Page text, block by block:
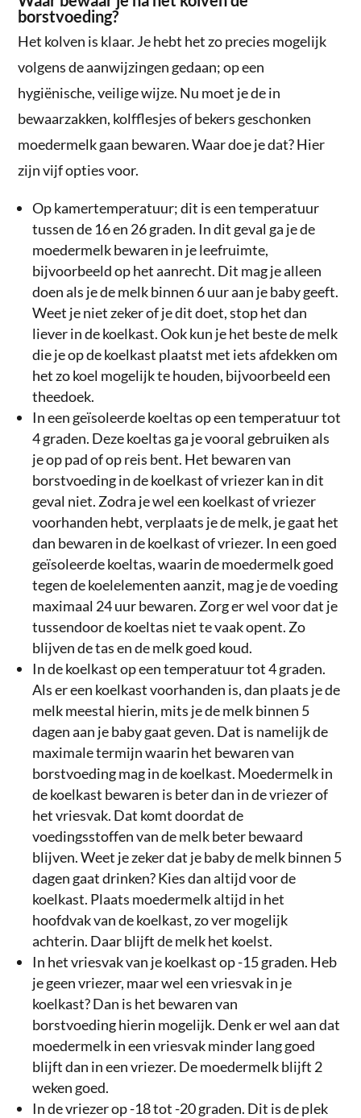
borstvoeding?
Het kolven is klaar. Je hebt het zo precies mogelijk
volgens de aanwijzingen gedaan; op een
hygiënische, veilige wijze. Nu moet je de in
bewaarzakken, kolfflesjes of bekers geschonken
moedermelk gaan bewaren. Waar doe je dat? Hier
zijn vijf opties voor.
Op kamertemperatuur; dit is een temperatuur
tussen de 16 en 26 graden. In dit geval ga je de
moedermelk bewaren in je leefruimte,
bijvoorbeeld op het aanrecht. Dit mag je alleen
doen als je de melk binnen 6 uur aan je baby geeft.
Weet je niet zeker of je dit doet, stop het dan
liever in de koelkast. Ook kun je het beste de melk
die je op de koelkast plaatst met iets afdekken om
het zo koel mogelijk te houden, bijvoorbeeld een
theedoek.
In een geïsoleerde koeltas op een temperatuur tot
4 graden. Deze koeltas ga je vooral gebruiken als
je op pad of op reis bent. Het bewaren van
borstvoeding in de koelkast of vriezer kan in dit
geval niet. Zodra je wel een koelkast of vriezer
voorhanden hebt, verplaats je de melk, je gaat het
dan bewaren in de koelkast of vriezer. In een goed
geïsoleerde koeltas, waarin de moedermelk goed
tegen de koelelementen aanzit, mag je de voeding
maximaal 24 uur bewaren. Zorg er wel voor dat je
tussendoor de koeltas niet te vaak opent. Zo
blijven de tas en de melk goed koud.
In de koelkast op een temperatuur tot 4 graden.
Als er een koelkast voorhanden is, dan plaats je de
melk meestal hierin, mits je de melk binnen 5
dagen aan je baby gaat geven. Dat is namelijk de
maximale termijn waarin het bewaren van
borstvoeding mag in de koelkast. Moedermelk in
de koelkast bewaren is beter dan in de vriezer of
het vriesvak. Dat komt doordat de
voedingsstoffen van de melk beter bewaard
blijven. Weet je zeker dat je baby de melk binnen 5
dagen gaat drinken? Kies dan altijd voor de
koelkast. Plaats moedermelk altijd in het
hoofdvak van de koelkast, zo ver mogelijk
achterin. Daar blijft de melk het koelst.
In het vriesvak van je koelkast op -15 graden. Heb
je geen vriezer, maar wel een vriesvak in je
koelkast? Dan is het bewaren van
borstvoeding hierin mogelijk. Denk er wel aan dat
moedermelk in een vriesvak minder lang goed
blijft dan in een vriezer. De moedermelk blijft 2
weken goed.
In de vriezer op -18 tot -20 graden. Dit is de plek